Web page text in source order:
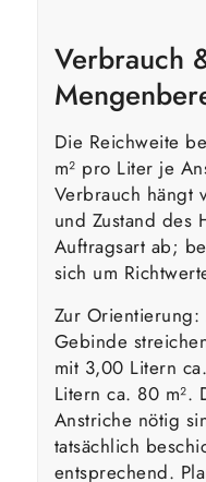
Verbrauch
Die Reichweite
m² pro Liter je
Verbrauch hängt
und Zustand des
Auftragsart ab;
sich um
Zur
Gebinde
mit 3,00 Litern
Litern ca. 80 m².
Anstriche nötig
tatsächlich
entsprechend.